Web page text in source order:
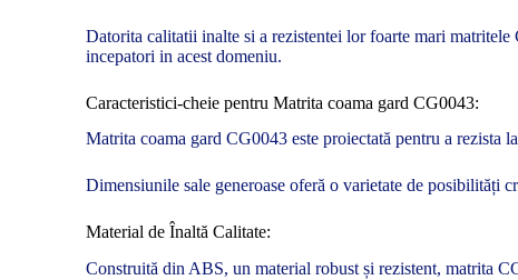
Datorita calitatii inalte si a rezistentei lor foarte mari
incepatori in acest domeniu.
Caracteristici-cheie pentru Matrita coama gard CG0043:
Matrita coama gard CG0043 este proiectată pentru a rezista
Dimensiunile sale generoase oferă o varietate de posibilități
Material de Înaltă Calitate:
Construită din ABS, un material robust și rezistent, matrita